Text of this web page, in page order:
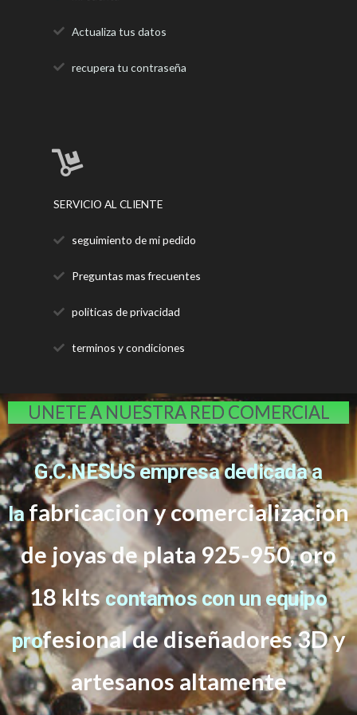
Actualiza tus datos
recupera tu contraseña
SERVICIO AL CLIENTE
seguimiento de mi pedido
Preguntas mas frecuentes
politicas de privacidad
terminos y condiciones
UNETE A NUESTRA RED COMERCIAL
G.C.NESUS empresa dedicada a
lafabricacion y comercializacion
de joyas de plata 925-950, oro
18 kltscontamos con un equipo
profesional de diseñadores 3D y
artesanos altamente